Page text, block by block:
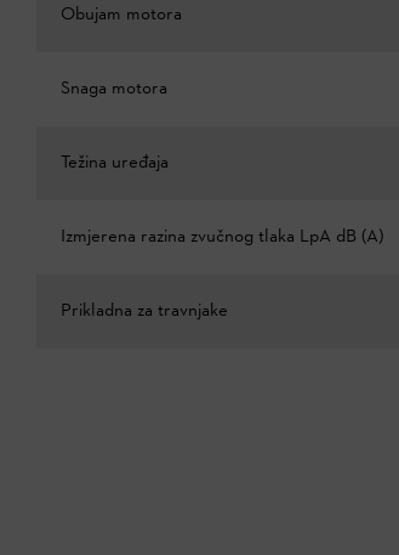
Obujam motora
Snaga motora
Težina uređaja
Izmjerena razina zvučnog tlaka LpA dB (A)
Prikladna za travnjake